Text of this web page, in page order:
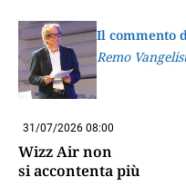
Il commento
Remo
31/07/2026 08:00
Wizz Air non
si accontenta più